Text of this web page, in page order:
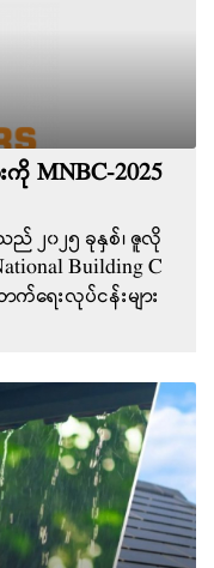
MNBC-2025
၂၀၂၅ ခုနှစ်၊ ဇူလို
Building C
ေးလုပ်ငန်းများ